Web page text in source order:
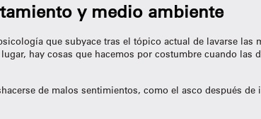
y medio ambiente
que subyace tras el tópico actual de lavarse las
hay cosas que hacemos por costumbre cuando las
de malos sentimientos, como el asco después